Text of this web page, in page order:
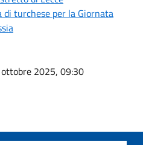
turchese per la Giornata
ottobre 2025, 09:30